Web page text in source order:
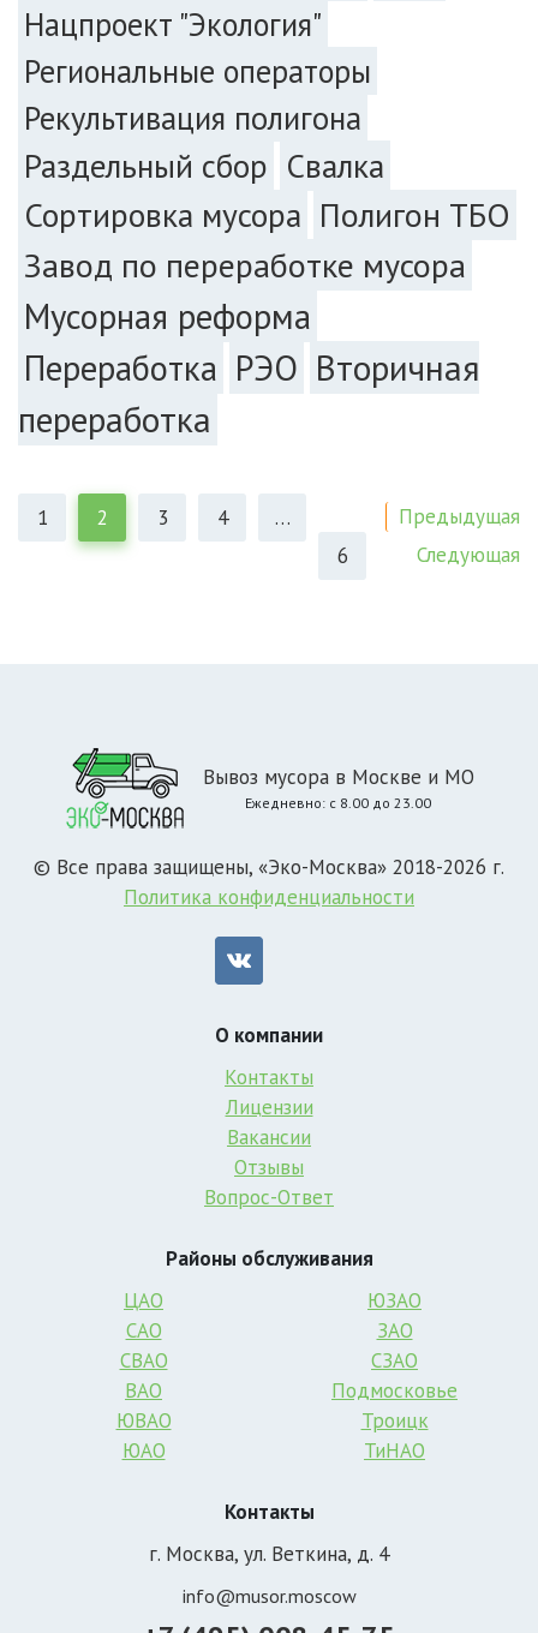
Нацпроект "Экология"
Региональные операторы
Рекультивация полигона
Раздельный сбор Свалка
Сортировка мусора Полигон ТБО
Завод по переработке мусора
Мусорная реформа
Переработка РЭО Вторичная
переработка
Предыдущая
1 2 3 4
…
6
Следующая
Вывоз мусора в Москве и МО
Ежедневно: с 8.00 до 23.00
© Все права защищены, «Эко-Москва» 2018-2026 г.
Политика конфиденциальности
О компании
Контакты
Лицензии
Вакансии
Отзывы
Вопрос-Ответ
Районы обслуживания
ЦАО
САО
СВАО
ВАО
ЮВАО
ЮАО
ЮЗАО
ЗАО
СЗАО
Подмосковье
Троицк
ТиНАО
Контакты
г. Москва, ул. Веткина, д. 4
info@musor.moscow